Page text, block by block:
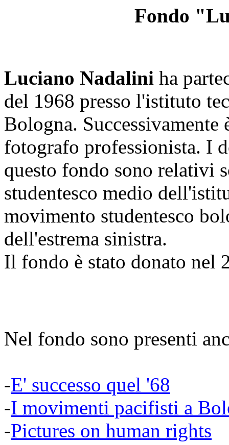
Fondo
Luciano Nadalini ha
del 1968 presso l'istituto
Bologna.
fotografo professionista. I
questo fondo sono relativi
studentesco medio
movimento studentesco
dell'estrema sinistra.
Il fondo è stato donato nel
Nel fondo sono presenti
-E' successo quel '68
-I movimenti pacifisti a
-Pictures on human rights